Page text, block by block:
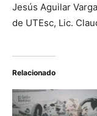
Jesús Aguilar
de UTEsc, Lic.
Relacionado